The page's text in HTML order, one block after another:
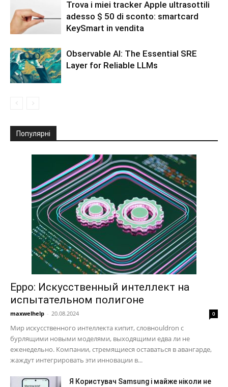
Trova i miei tracker Apple ultrasottili
adesso $ 50 di sconto: smartcard
KeySmart in vendita
Observable AI: The Essential SRE
Layer for Reliable LLMs
Популярні
Eppo: Искусственный интеллект на
испытательном полигоне
maxwelhelp - 20.08.2024 0
Мир искусственного интеллекта кипит, словноuldron с
бурлящими новыми моделями, выходящими едва ли не
еженедельно. Компании, стремящиеся оставаться в авангарде,
жаждут интегрировать эти инновации в...
Я Користувач Samsung і майже ніколи не